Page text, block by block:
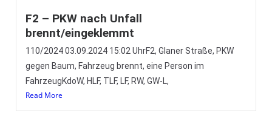
F2 – PKW nach Unfall
brennt/eingeklemmt
110/2024 03.09.2024 15:02 UhrF2, Glaner Straße, PKW
gegen Baum, Fahrzeug brennt, eine Person im
FahrzeugKdoW, HLF, TLF, LF, RW, GW-L,
Read More